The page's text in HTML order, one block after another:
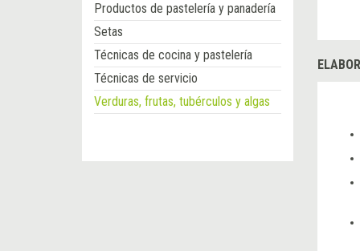
Productos de pastelería y panadería
Setas
Técnicas de cocina y pastelería
Técnicas de servicio
Verduras, frutas, tubérculos y algas